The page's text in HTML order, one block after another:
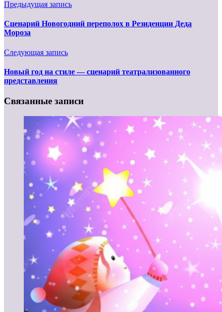
Предыдущая запись
Сценарий Новогодний переполох в Резиденции Деда
Мороза
Следующая запись
Новый год на стиле — сценарий театрализованного
представления
Связанные записи